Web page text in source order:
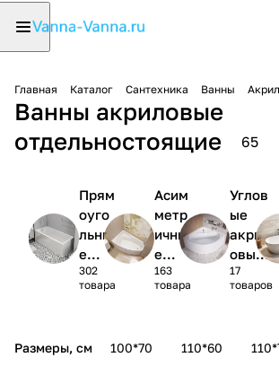
Главная Каталог Сантехника Ванны
Ванны акриловые
отдельностоящие
65
Прям
оуго
льны
е
акри
ловы
ы
302
товара
Асим
метр
ичны
е
акри
ловы
163
товара
Углов
ые
акрил
овые
ванны
1/4
17
товаров
Размеры, см 100*70 110*60